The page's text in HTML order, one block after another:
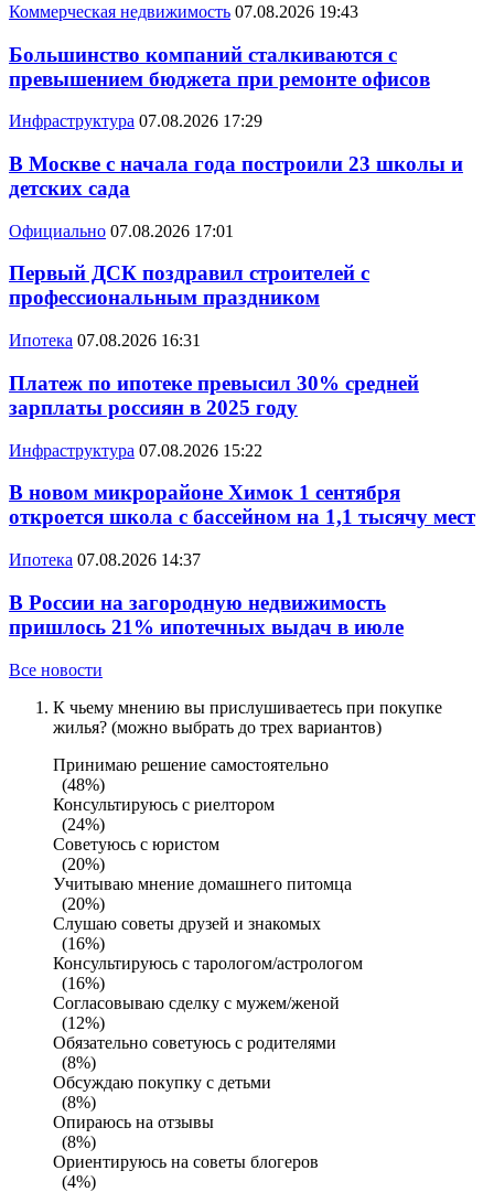
Коммерческая недвижимость 07.08.2026 19:43
Большинство компаний сталкиваются с
превышением бюджета при ремонте офисов
Инфраструктура 07.08.2026 17:29
В Москве с начала года построили 23 школы и
детских сада
Официально 07.08.2026 17:01
Первый ДСК поздравил строителей с
профессиональным праздником
Ипотека 07.08.2026 16:31
Платеж по ипотеке превысил 30% средней
зарплаты россиян в 2025 году
Инфраструктура 07.08.2026 15:22
В новом микрорайоне Химок 1 сентября
откроется школа с бассейном на 1,1 тысячу мест
Ипотека 07.08.2026 14:37
В России на загородную недвижимость
пришлось 21% ипотечных выдач в июле
Все новости
К чьему мнению вы прислушиваетесь при покупке
жилья? (можно выбрать до трех вариантов)
Принимаю решение самостоятельно
(48%)
Консультируюсь с риелтором
(24%)
Советуюсь с юристом
(20%)
Учитываю мнение домашнего питомца
(20%)
Слушаю советы друзей и знакомых
(16%)
Консультируюсь с тарологом/астрологом
(16%)
Согласовываю сделку с мужем/женой
(12%)
Обязательно советуюсь с родителями
(8%)
Обсуждаю покупку с детьми
(8%)
Опираюсь на отзывы
(8%)
Ориентируюсь на советы блогеров
(4%)